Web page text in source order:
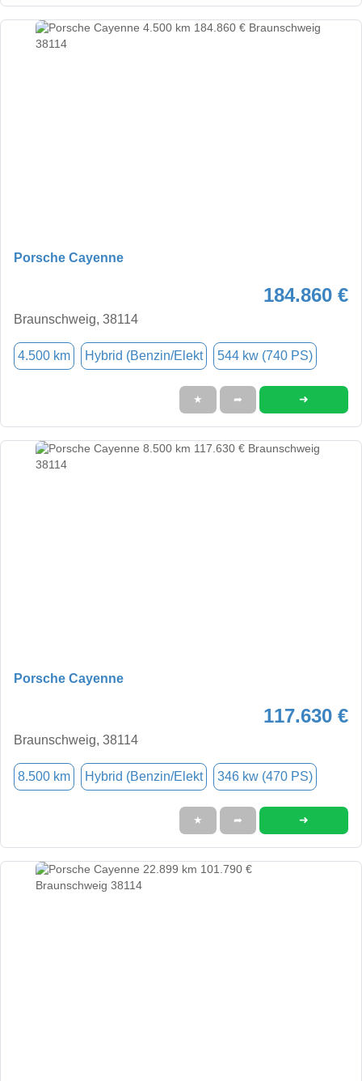
Porsche Cayenne
184.860 €
Braunschweig, 38114
4.500 km Hybrid (Benzin/Elekt 544 kw (740 PS)
★ ➦ ➜
Porsche Cayenne
117.630 €
Braunschweig, 38114
8.500 km Hybrid (Benzin/Elekt 346 kw (470 PS)
★ ➦ ➜